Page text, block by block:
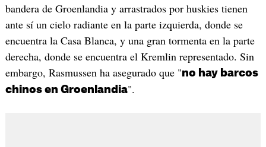
bandera de Groenlandia y arrastrados por huskies tienen
ante sí un cielo radiante en la parte izquierda, donde se
encuentra la Casa Blanca, y una gran tormenta en la parte
derecha, donde se encuentra el Kremlin representado. Sin
embargo, Rasmussen ha asegurado que "no hay barcos
chinos en Groenlandia".